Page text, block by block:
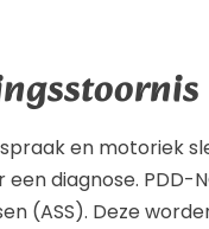
en motoriek
diagnose. PDD-
(ASS). Deze